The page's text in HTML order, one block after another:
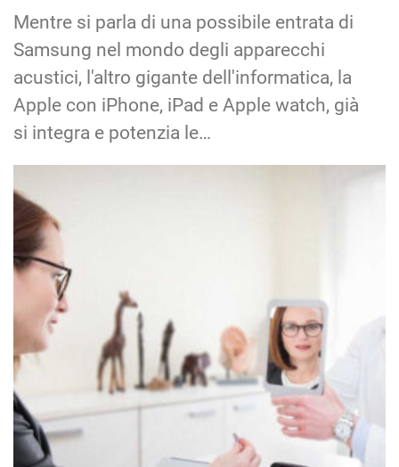
Mentre si parla di una possibile entrata di
Samsung nel mondo degli apparecchi
acustici, l'altro gigante dell'informatica, la
Apple con iPhone, iPad e Apple watch, già
si integra e potenzia le…